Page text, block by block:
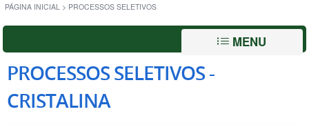
PÁGINA INICIAL > PROCESSOS SELETIVOS
MENU
PROCESSOS SELETIVOS -
CRISTALINA